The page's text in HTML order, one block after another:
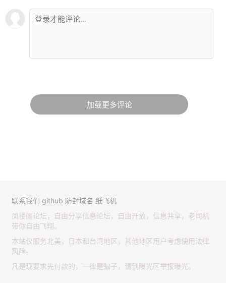
加载更多评论
联系我们 github 防封域名 纸飞机
凤楼阁论坛，自由分享信息论坛，自由开放，信息共享，老司机
带你自由飞翔。
本站仅服务北美，日本和台湾地区，其他地区用户考虑使用法律
风险。
凡是现要求先付款的，一律是骗子，请到曝光区举报曝光。